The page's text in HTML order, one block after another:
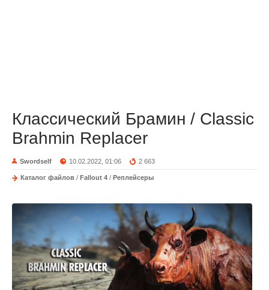
Классический Брамин / Classic
Brahmin Replacer
Swordself 10.02.2022, 01:06 2 663
Каталог файлов / Fallout 4 / Реплейсеры